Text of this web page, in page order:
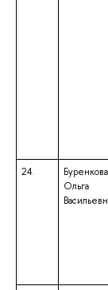
24.
Буренкова
Ольга